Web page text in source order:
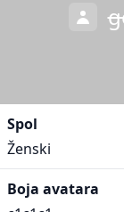
Spol
Ženski
Boja avatara